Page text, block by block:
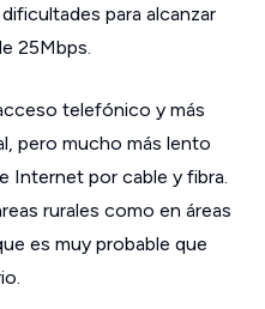
para alcanzar
25Mbps.
telefónico y más
pero mucho más lento
Internet por cable y fibra.
rurales como en áreas
es muy probable que